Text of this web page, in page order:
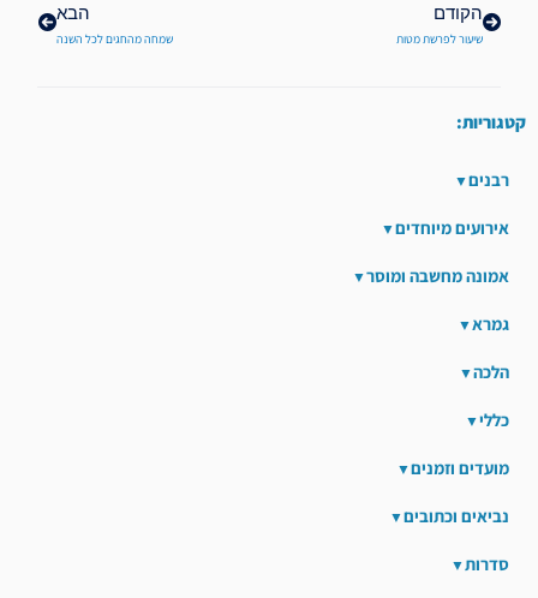
הקודם
שיעור לפרשת מטות
הבא
שמחה מהחגים לכל השנה
קטגוריות:
רבנים
אירועים מיוחדים
אמונה מחשבה ומוסר
גמרא
הלכה
כללי
מועדים וזמנים
נביאים וכתובים
סדרות